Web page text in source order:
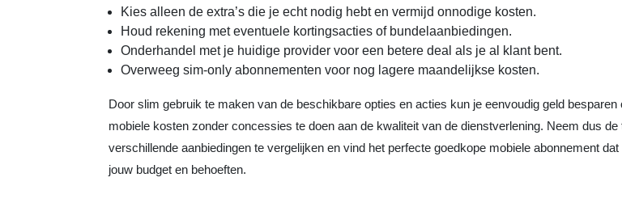
Kies alleen de extra’s die je echt nodig hebt en vermijd onnodige kosten.
Houd rekening met eventuele kortingsacties of bundelaanbiedingen.
Onderhandel met je huidige provider voor een betere deal als je al klant bent.
Overweeg sim-only abonnementen voor nog lagere maandelijkse kosten.
Door slim gebruik te maken van de beschikbare opties en acties kun je eenvoudig geld besparen
mobiele kosten zonder concessies te doen aan de kwaliteit van de dienstverlening. Neem dus de
verschillende aanbiedingen te vergelijken en vind het perfecte goedkope mobiele abonnement dat
jouw budget en behoeften.